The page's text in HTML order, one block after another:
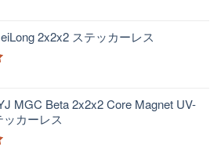
2x2x2 ステッカーレス
MGC Beta 2x2x2 Core Magnet UV-
カーレス